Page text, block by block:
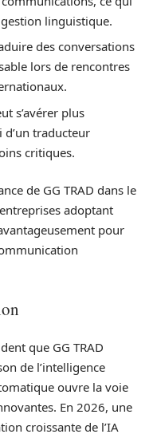
linguistique.
des conversations
lors de rencontres
s’avérer plus
traducteur
critiques.
de GG TRAD dans le
adoptant
pour
que GG TRAD
de l’intelligence
ouvre la voie
En 2026, une
croissante de l’IA